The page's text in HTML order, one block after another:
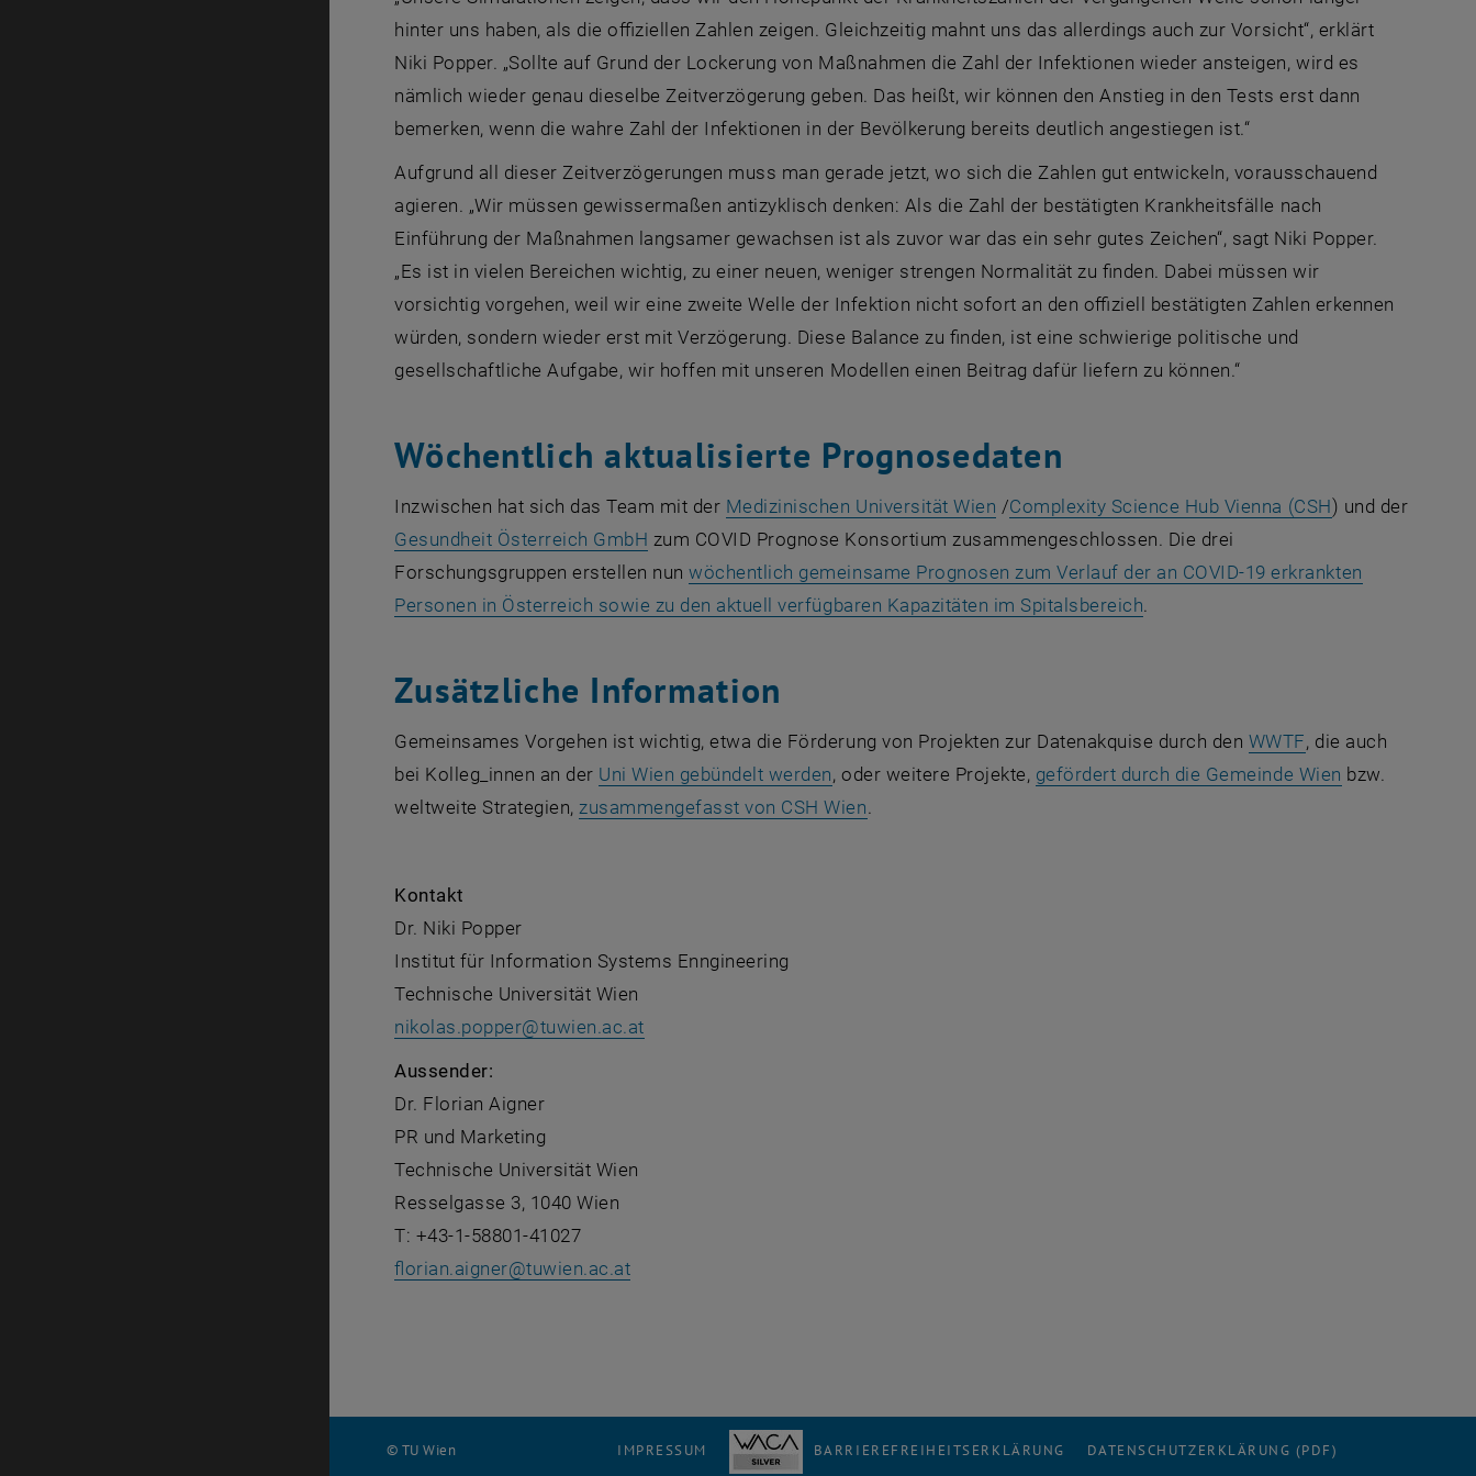
hinter uns haben, als die offiziellen Zahlen zeigen. Gleichzeitig mahnt uns das allerdings auch zur Vorsicht“, erklärt
Niki Popper. „Sollte auf Grund der Lockerung von Maßnahmen die Zahl der Infektionen wieder ansteigen, wird es
nämlich wieder genau dieselbe Zeitverzögerung geben. Das heißt, wir können den Anstieg in den Tests erst dann
bemerken, wenn die wahre Zahl der Infektionen in der Bevölkerung bereits deutlich angestiegen ist.“
Aufgrund all dieser Zeitverzögerungen muss man gerade jetzt, wo sich die Zahlen gut entwickeln, vorausschauend
agieren. „Wir müssen gewissermaßen antizyklisch denken: Als die Zahl der bestätigten Krankheitsfälle nach
Einführung der Maßnahmen langsamer gewachsen ist als zuvor war das ein sehr gutes Zeichen“, sagt Niki Popper.
„Es ist in vielen Bereichen wichtig, zu einer neuen, weniger strengen Normalität zu finden. Dabei müssen wir
vorsichtig vorgehen, weil wir eine zweite Welle der Infektion nicht sofort an den offiziell bestätigten Zahlen erkennen
würden, sondern wieder erst mit Verzögerung. Diese Balance zu finden, ist eine schwierige politische und
gesellschaftliche Aufgabe, wir hoffen mit unseren Modellen einen Beitrag dafür liefern zu können.“
Wöchentlich aktualisierte Prognosedaten
Inzwischen hat sich das Team mit der Medizinischen Universität Wien , öffnet eine externe URL in einem neuen Fenster
/Complexity Science Hub Vienna (CSH, öffnet eine
) und der
Gesundheit Österreich GmbH , öffnet eine externe URL in einem neuen Fenster
zum COVID Prognose Konsortium zusammengeschlossen. Die drei
Forschungsgruppen erstellen nunwöchentlich gemeinsame Prognosen zum Verlauf der an COVID-19 erkrankten
Personen in Österreich sowie zu den aktuell verfügbaren Kapazitäten im Spitalsbereich.
Zusätzliche Information
Gemeinsames Vorgehen ist wichtig, etwa die Förderung von Projekten zur Datenakquise durch den WWTF, öffnet eine
, die auch
bei Kolleg_innen an der Uni Wien gebündelt werden, öffnet eine externe URL in einem neuen Fenster
, oder weitere Projekte, gefördert durch die Gemeinde Wien , öffnet eine
bzw.
weltweite Strategien,zusammengefasst von CSH Wien.
Kontakt
Dr. Niki Popper
Institut für Information Systems Enngineering
Technische Universität Wien
nikolas.popper@tuwien.ac.at
Aussender:
Dr. Florian Aigner
PR und Marketing
Technische Universität Wien
Resselgasse 3, 1040 Wien
T: +43-1-58801-41027
florian.aigner@tuwien.ac.at
© TU Wien IMPRESSUM BARRIEREFREIHEITSERKLÄRUNG DATENSCHUTZERKLÄRUNG (PDF)